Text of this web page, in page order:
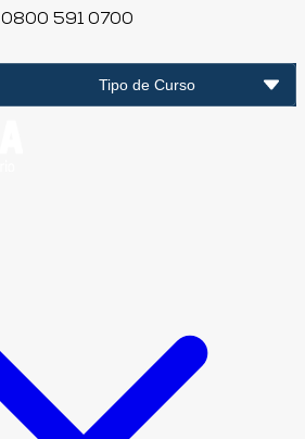
0800 591 0700